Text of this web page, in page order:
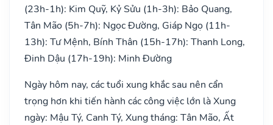
(23h-1h): Kim Quỹ, Kỷ Sửu (1h-3h): Bảo Quang,
Tân Mão (5h-7h): Ngọc Đường, Giáp Ngọ (11h-
13h): Tư Mệnh, Bính Thân (15h-17h): Thanh Long,
Đinh Dậu (17h-19h): Minh Đường
Ngày hôm nay, các tuổi xung khắc sau nên cẩn
trọng hơn khi tiến hành các công việc lớn là Xung
ngày: Mậu Tý, Canh Tý, Xung tháng: Tân Mão, Ất